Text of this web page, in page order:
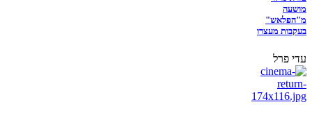
מושעה
מ"הפלאש"
בעקבות מעצרו
עדי פרל